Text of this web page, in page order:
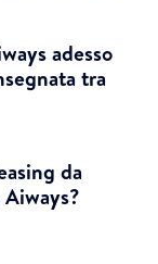
adesso
tra
da